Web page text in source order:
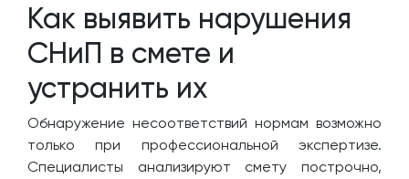
Как выявить нарушения
СНиП в смете и
устранить их
Обнаружение несоответствий нормам возможно
только при профессиональной экспертизе.
Специалисты анализируют смету построчно,